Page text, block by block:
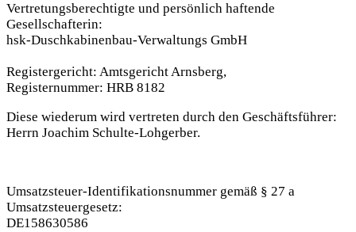
Vertretungsberechtigte und persönlich haftende
Gesellschafterin:
hsk-Duschkabinenbau-Verwaltungs GmbH
Registergericht: Amtsgericht Arnsberg,
Registernummer: HRB 8182
Diese wiederum wird vertreten durch den Geschäftsführer:
Herrn Joachim Schulte-Lohgerber.
Umsatzsteuer-Identifikationsnummer gemäß § 27 a
Umsatzsteuergesetz:
DE158630586